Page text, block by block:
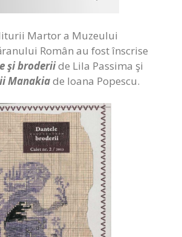
Martor a Muzeului
Român au fost înscrise
şi broderiide Lila Passima şi
Manakiade Ioana Popescu.